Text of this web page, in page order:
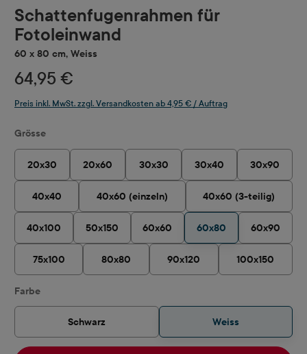
Schattenfugenrahmen für
Fotoleinwand
60 x 80 cm, Weiss
64,95 €
Preis inkl. MwSt. zzgl. Versandkosten ab 4,95 € / Auftrag
Grösseauswählen
20x30 20x60 30x30 30x40 30x90
40x40 40x60 (einzeln) 40x60 (3-teilig)
40x100 50x150 60x60 60x80 60x90
75x100 80x80 90x120 100x150
Farbeauswählen
Schwarz Weiss